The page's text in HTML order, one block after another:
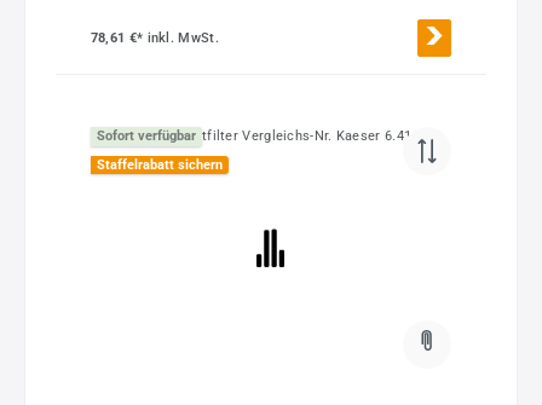
78,61 €* inkl. MwSt.
Sofort verfügbar
Staffelrabatt sichern